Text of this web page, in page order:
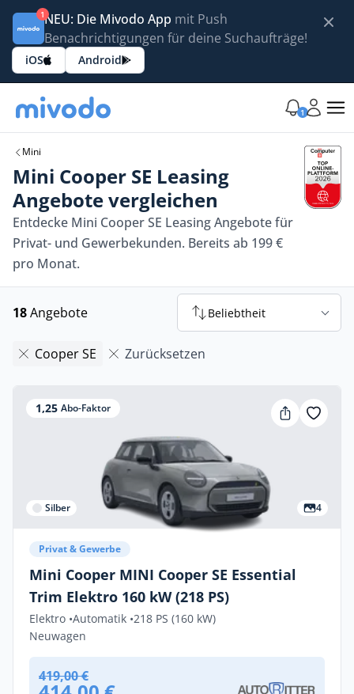
1NEU: Die Mivodo App mit Push
Benachrichtigungen für deine Suchaufträge!
iOS Android
1
Mini
Mini Cooper SE Leasing
Angebote vergleichen
Entdecke Mini Cooper SE Leasing Angebote für
Privat- und Gewerbekunden. Bereits ab 199 €
pro Monat.
18Angebote Beliebtheit
Cooper SE Zurücksetzen
1,25 Abo-Faktor
Silber 4
Privat & Gewerbe
Mini Cooper MINI Cooper SE Essential
Trim Elektro 160 kW (218 PS)
Elektro •Automatik •218 PS (160 kW)
Neuwagen
419,00 €